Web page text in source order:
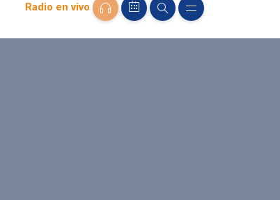
Radio en vivo